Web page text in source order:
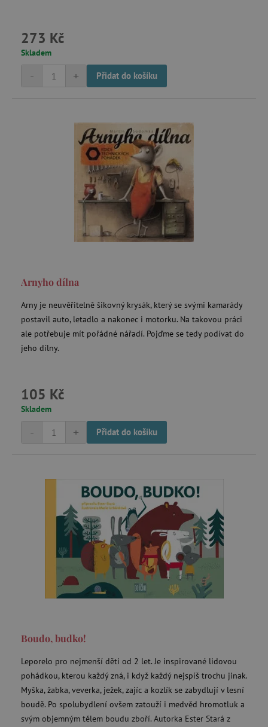
273 Kč
Skladem
+
- Přidat do košíku
Arnyho dílna
Arny je neuvěřitelně šikovný krysák, který se svými kamarády
postavil auto, letadlo a nakonec i motorku. Na takovou práci
ale potřebuje mít pořádné nářadí. Pojďme se tedy podívat do
jeho dílny.
105 Kč
Skladem
+
- Přidat do košíku
Boudo, budko!
Leporelo pro nejmenší děti od 2 let. Je inspirované lidovou
pohádkou, kterou každý zná, i když každý nejspíš trochu jinak.
Myška, žabka, veverka, ježek, zajíc a kozlík se zabydlují v lesní
boudě. Po spolubydlení ovšem zatouží i medvěd hromotluk a
svým objemným tělem boudu zboří. Autorka Ester Stará z